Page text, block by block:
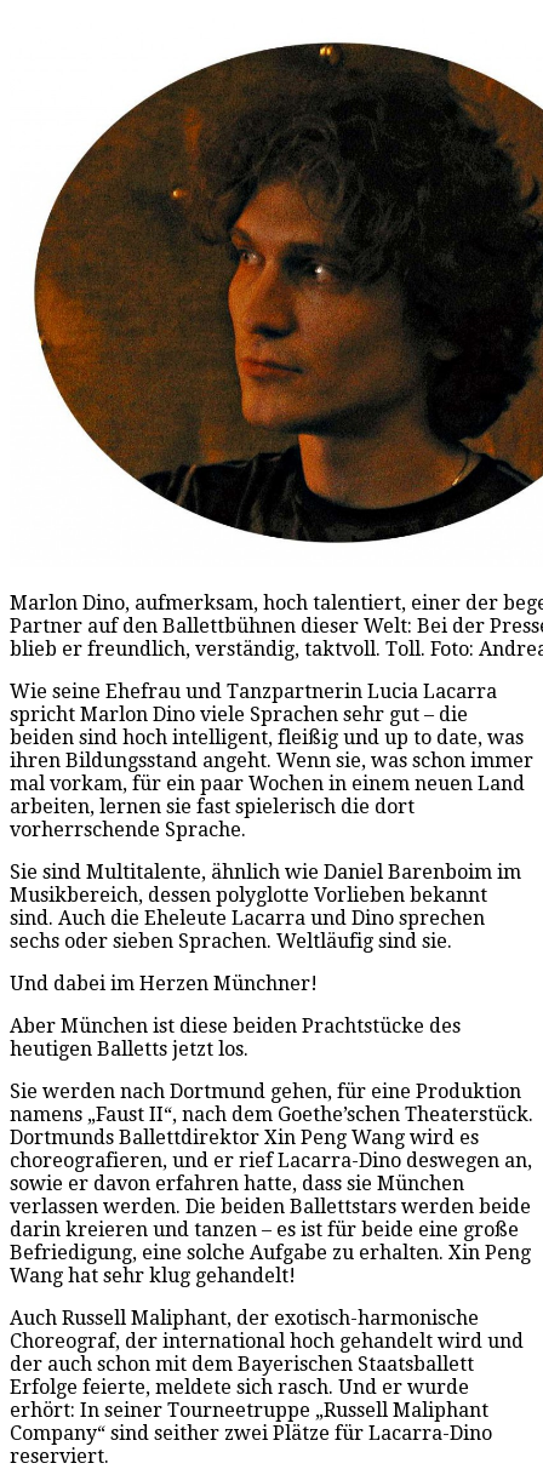
Marlon Dino, aufmerksam, hoch talentiert, einer der
Partner auf den Ballettbühnen dieser Welt: Bei der
blieb er freundlich, verständig, taktvoll. Toll. Foto:
Wie seine Ehefrau und Tanzpartnerin Lucia Lacarra
spricht Marlon Dino viele Sprachen sehr gut – die
beiden sind hoch intelligent, fleißig und up to date, was
ihren Bildungsstand angeht. Wenn sie, was schon immer
mal vorkam, für ein paar Wochen in einem neuen Land
arbeiten, lernen sie fast spielerisch die dort
vorherrschende Sprache.
Sie sind Multitalente, ähnlich wie Daniel Barenboim im
Musikbereich, dessen polyglotte Vorlieben bekannt
sind. Auch die Eheleute Lacarra und Dino sprechen
sechs oder sieben Sprachen. Weltläufig sind sie.
Und dabei im Herzen Münchner!
Aber München ist diese beiden Prachtstücke des
heutigen Balletts jetzt los.
Sie werden nach Dortmund gehen, für eine Produktion
namens „Faust II“, nach dem Goethe’schen Theaterstück.
Dortmunds Ballettdirektor Xin Peng Wang wird es
choreografieren, und er rief Lacarra-Dino deswegen an,
sowie er davon erfahren hatte, dass sie München
verlassen werden. Die beiden Ballettstars werden beide
darin kreieren und tanzen – es ist für beide eine große
Befriedigung, eine solche Aufgabe zu erhalten. Xin Peng
Wang hat sehr klug gehandelt!
Auch Russell Maliphant, der exotisch-harmonische
Choreograf, der international hoch gehandelt wird und
der auch schon mit dem Bayerischen Staatsballett
Erfolge feierte, meldete sich rasch. Und er wurde
erhört: In seiner Tourneetruppe „Russell Maliphant
Company“ sind seither zwei Plätze für Lacarra-Dino
reserviert.